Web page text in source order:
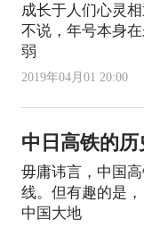
成长于人们心灵
不说，年号本身
弱
2019年04月01 20:00
中日高铁的历
毋庸讳言，中国
线。但有趣的是
中国大地